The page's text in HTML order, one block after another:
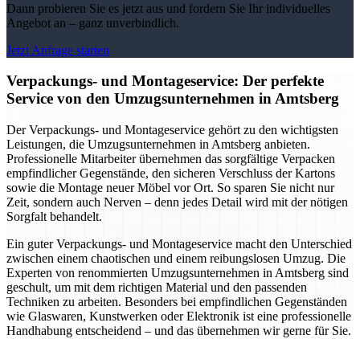
Dann probieren Sie es jetzt aus und fordern Sie Ihr individuelles
Angebot an – ganz unverbindlich.
Jetzt Anfrage starten
Verpackungs- und Montageservice: Der perfekte
Service von den Umzugsunternehmen in Amtsberg
Der Verpackungs- und Montageservice gehört zu den wichtigsten
Leistungen, die Umzugsunternehmen in Amtsberg anbieten.
Professionelle Mitarbeiter übernehmen das sorgfältige Verpacken
empfindlicher Gegenstände, den sicheren Verschluss der Kartons
sowie die Montage neuer Möbel vor Ort. So sparen Sie nicht nur
Zeit, sondern auch Nerven – denn jedes Detail wird mit der nötigen
Sorgfalt behandelt.
Ein guter Verpackungs- und Montageservice macht den Unterschied
zwischen einem chaotischen und einem reibungslosen Umzug. Die
Experten von renommierten Umzugsunternehmen in Amtsberg sind
geschult, um mit dem richtigen Material und den passenden
Techniken zu arbeiten. Besonders bei empfindlichen Gegenständen
wie Glaswaren, Kunstwerken oder Elektronik ist eine professionelle
Handhabung entscheidend – und das übernehmen wir gerne für Sie.